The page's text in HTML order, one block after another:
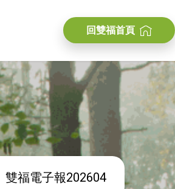
回雙福首頁
雙福電子報202604